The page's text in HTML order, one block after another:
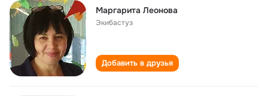
Маргарита Леонова
Экибастуз
Добавить в друзья